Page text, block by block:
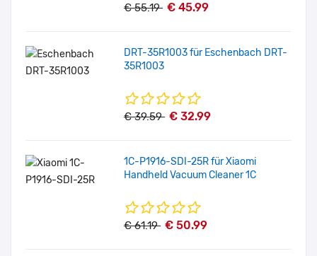
€ 55.19 € 45.99
DRT-35R1003 für Eschenbach DRT-
35R1003
€ 39.59 € 32.99
1C-P1916-SDI-25R für Xiaomi
Handheld Vacuum Cleaner 1C
€ 61.19 € 50.99